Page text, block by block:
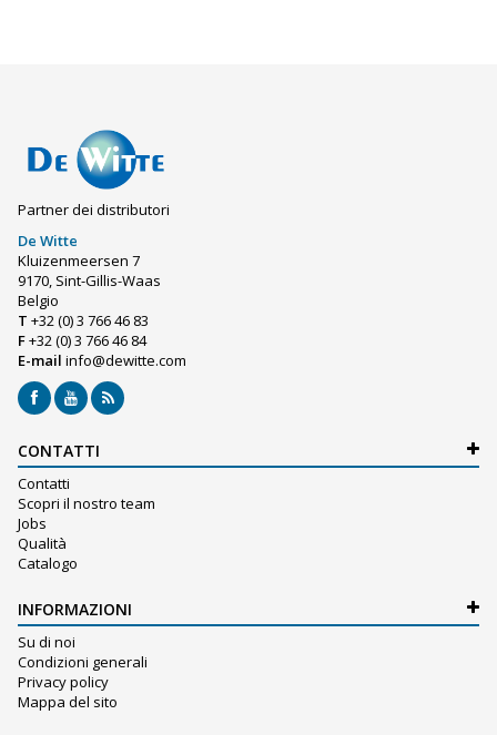
Partner dei distributori
De Witte
Kluizenmeersen 7
9170, Sint-Gillis-Waas
Belgio
T +32 (0) 3 766 46 83
F+32 (0) 3 766 46 84
E-mail info@dewitte.com
CONTATTI
Contatti
Scopri il nostro team
Jobs
Qualità
Catalogo
INFORMAZIONI
Su di noi
Condizioni generali
Privacy policy
Mappa del sito